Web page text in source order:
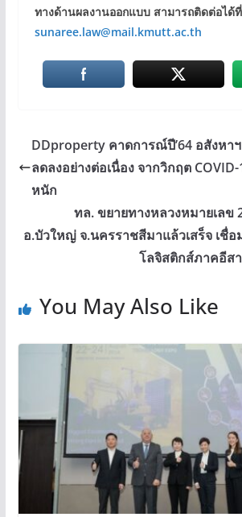
ทางด้านผลงานออกแบบ สามารถติดต่อได้
sunaree.law@mail.kmutt.ac.th
DDproperty คาดการณ์ปี’64 อสังหา
ลดลงอย่างต่อเนื่อง จากวิกฤต
หนัก
ทล. ขยายทางหลวงหมายเลข
อ.บัวใหญ่ จ.นครราชสีมาแล้วเสร็จ เชื่
โลจิสติกส์ภาคอีส
You May Also Like